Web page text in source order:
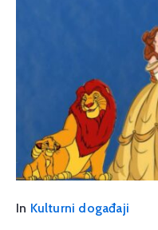
In Kulturni događaji